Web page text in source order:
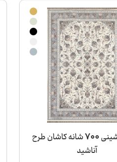
فرش ماشینی 700 شانه کاشان طرح
آناشید